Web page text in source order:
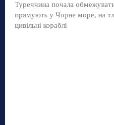
Туреччина почала
прямують у Чорне море, на тлі
цивільні кораблі